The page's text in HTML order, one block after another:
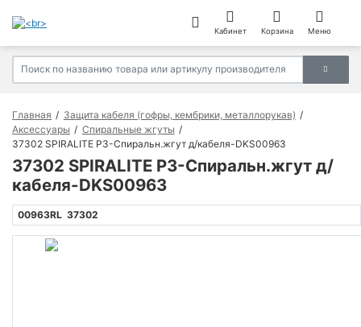
Кабинет Корзина Меню
Главная
Защита кабеля (гофры, кембрики, металлорукав)
Аксессуары
Спиральные жгуты
37302 SPIRALITE Р3-Спиральн.жгут д/кабеля-DKS00963
37302 SPIRALITE Р3-Спиральн.жгут д/
кабеля-DKS00963
00963RL 37302